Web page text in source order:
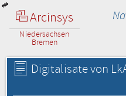
Arcinsys
Niedersachsen
Bremen
Digitalisate von